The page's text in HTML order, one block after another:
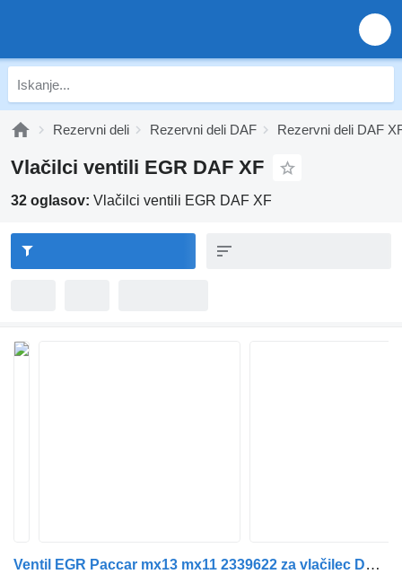
Rezervni deli Rezervni deli DAF Rezervni deli DAF
Vlačilci ventili EGR DAF XF
32 oglasov: Vlačilci ventili EGR DAF XF
Ventil EGR Paccar mx13 mx11 2339622 za vlačilec DAF XF 106 CF 440 /450 480 530